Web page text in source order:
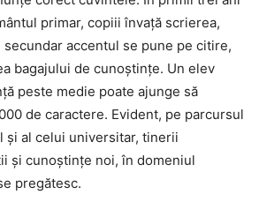
primar, copiii învață scrierea,
accentul se pune pe citire,
bagajului de cunoștințe. Un elev
peste medie poate ajunge să
de caractere. Evident, pe parcursul
și al celui universitar, tinerii
și cunoștințe noi, în domeniul
pregătesc.